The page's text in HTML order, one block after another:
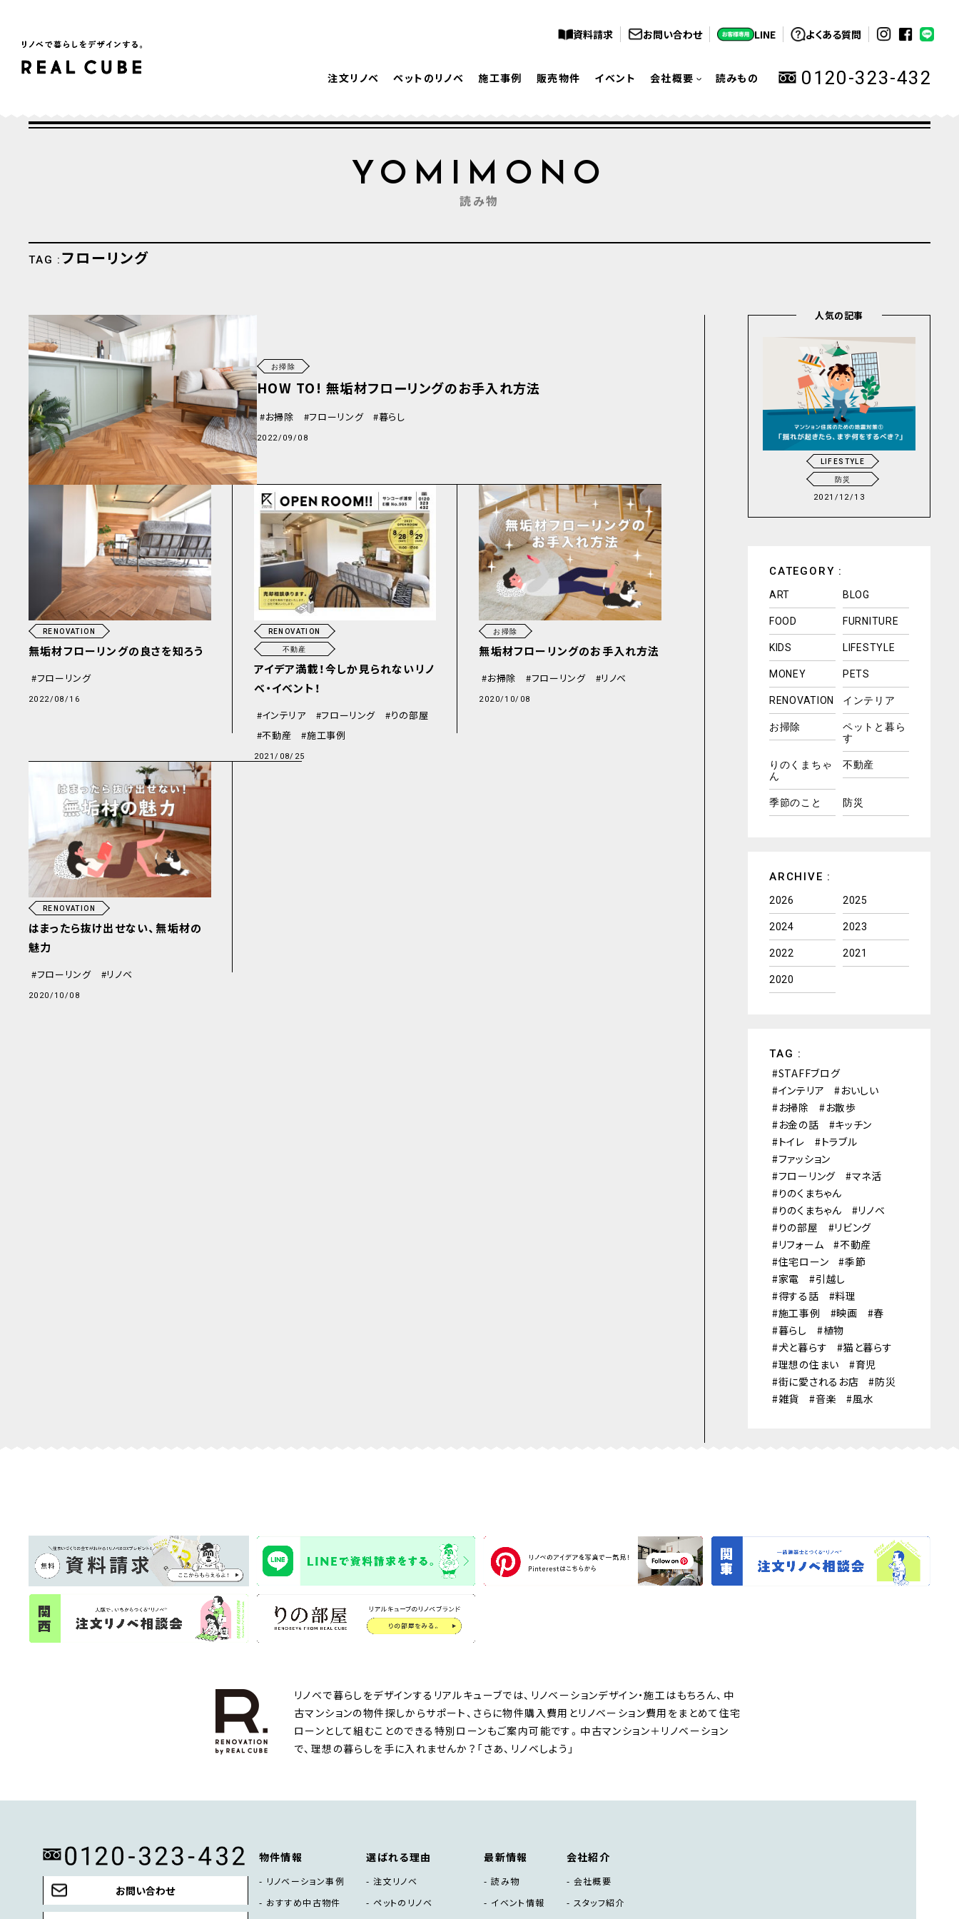
資料請求 お問い合わせ LINE よくある質問
注文リノベ ペットのリノベ 施工事例 販売物件 イベント 会社概要 読みもの 0120-323-432
YOMIMONO
読み物
TAG : フローリング
お掃除
HOW TO! 無垢材フローリングのお手入れ方法
お掃除 フローリング 暮らし
2022/09/08
RENOVATION
無垢材フローリングの良さを知ろう
フローリング
2022/08/16
RENOVATION
不動産
アイデア満載！今しか見られないリノ
ベ・イベント！
インテリア フローリング
りの部屋
不動産
施工事例
2021/08/25
お掃除
無垢材フローリングのお手入れ方法
お掃除 フローリング リノベ
2020/10/08
RENOVATION
はまったら抜け出せない、無垢材の
魅力
フローリング リノベ
2020/10/08
人気の記事
LIFESTYLE
防災
2021/12/13
CATEGORY :
ART BLOG
FOOD FURNITURE
KIDS LIFESTYLE
MONEY PETS
RENOVATION インテリア
お掃除
ペットと暮ら
す
りのくまちゃ
ん
不動産
季節のこと 防災
ARCHIVE :
2026 2025
2024 2023
2022 2021
2020
TAG :
STAFFブログ
インテリア
おいしい
お掃除
お散歩
お金の話
キッチン
トイレ
トラブル
ファッション
フローリング
マネ活
りのくまちゃん
りのくまちゃん
リノベ
りの部屋
リビング
リフォーム
不動産
住宅ローン
季節
家電
引越し
得する話
料理
施工事例
映画
春
暮らし
植物
犬と暮らす
猫と暮らす
理想の住まい
育児
街に愛されるお店
防災
雑貨
音楽 風水
リノベで暮らしをデザインするリアルキューブでは、リノベーションデザイン・施工はもちろん、中
古マンションの物件探しからサポート、さらに物件購入費用とリノベーション費用をまとめて住宅
ローンとして組むことのできる特別ローンもご案内可能です。中古マンション＋リノベーション
で、理想の暮らしを手に入れませんか？「さあ、リノベしよう」
お問い合わせ
物件情報
リノベーション事例
おすすめ中古物件
選ばれる理由
注文リノベ
ペットのリノベ
最新情報
読み物
イベント情報
会社紹介
会社概要
スタッフ紹介